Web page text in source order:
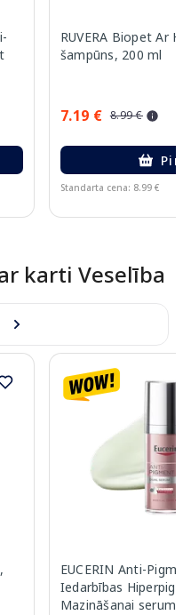
RUVERA Biopet Ar
šampūns, 200 ml
7.19 € 8.99 €
Standarta cena: 8.99 €
karti Veselība
EUCERIN Anti-
Iedarbības
Mazināšanai